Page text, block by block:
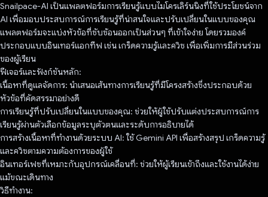
Snailpace-AI เป็นแพลตฟอร์มการเรียนรู้แบบไมโครเลิร์นนิงที่ใช้ประโยชน์จาก
AI เพื่อมอบประสบการณ์การเรียนรู้ที่น่าสนใจและปรับเปลี่ยนในแบบของคุณ
แพลตฟอร์มจะแบ่งหัวข้อที่ซับซ้อนออกเป็นส่วนๆ ที่เข้าใจง่าย โดยรวมองค์
ประกอบแบบอินเทอร์แอกทีฟ เช่น เกร็ดความรู้และควิซ เพื่อเพิ่มการมีส่วนร่วม
ของผู้เรียน
ฟีเจอร์และฟังก์ชันหลัก:
เนื้อหาที่ดูแลจัดการ: นำเสนอเส้นทางการเรียนรู้ที่มีโครงสร้างซึ่งประกอบด้วย
หัวข้อที่คัดสรรมาอย่างดี
การเรียนรู้ที่ปรับเปลี่ยนในแบบของคุณ: ช่วยให้ผู้ใช้ปรับแต่งประสบการณ์การ
เรียนรู้ผ่านตัวเลือกข้อมูลระบุตัวตนและระดับการอธิบายได้
การสร้างเนื้อหาที่ทำงานด้วยระบบ AI: ใช้ Gemini API เพื่อสร้างสรุป เกร็ดความรู้
และควิซตามความต้องการของผู้ใช้
อินเทอร์เฟซที่เหมาะกับอุปกรณ์เคลื่อนที่: ช่วยให้ผู้เรียนเข้าถึงและใช้งานได้ง่าย
แม้ขณะเดินทาง
วิธีทํางาน: